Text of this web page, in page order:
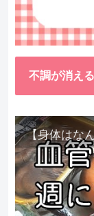
不調が消え